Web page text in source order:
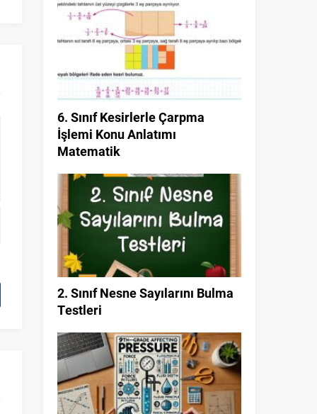
6. Sınıf Kesirlerle Çarpma
İşlemi Konu Anlatımı
Matematik
2. Sınıf Nesne Sayılarını Bulma
Testleri